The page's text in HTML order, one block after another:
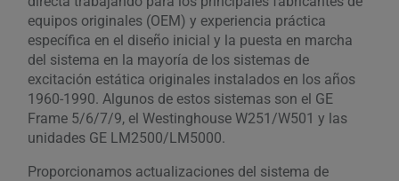
equipos originales (OEM) y experiencia práctica
específica en el diseño inicial y la puesta en marcha
del sistema en la mayoría de los sistemas de
excitación estática originales instalados en los años
1960-1990. Algunos de estos sistemas son el GE
Frame 5/6/7/9, el Westinghouse W251/W501 y las
unidades GE LM2500/LM5000.
Proporcionamos actualizaciones del sistema de